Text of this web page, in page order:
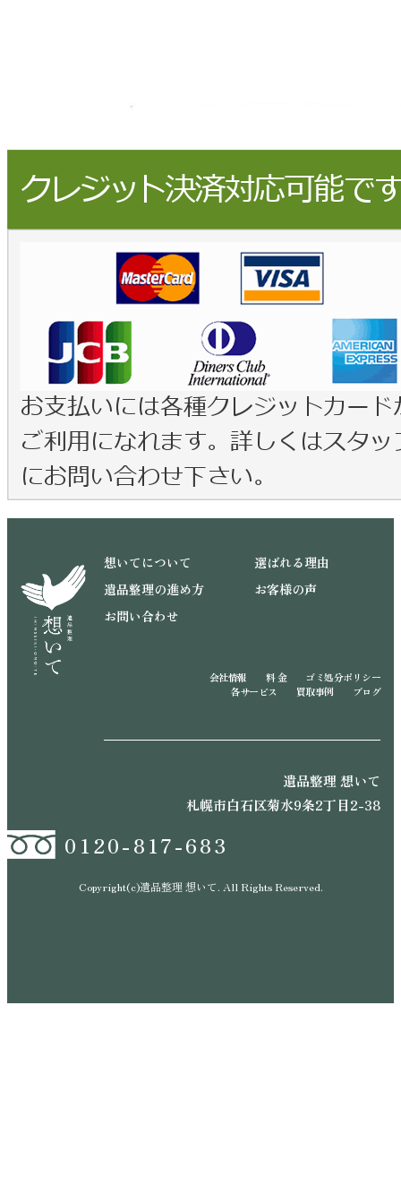
想いてについて
選ばれる理由
遺品整理の進め方
お客様の声
お問い合わせ
会社情報 料 金
ゴミ処分ポリシー
各サービス
買取事例 ブログ
遺品整理 想いて
札幌市白石区菊水9条2丁目2-38
0120-817-683
Copyright(c)遺品整理 想いて. All Rights Reserved.